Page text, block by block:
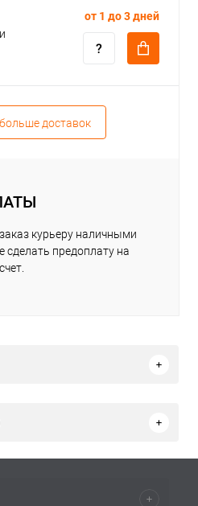
от 1 до 3 дней
доставок
курьеру наличными
сделать предоплату на